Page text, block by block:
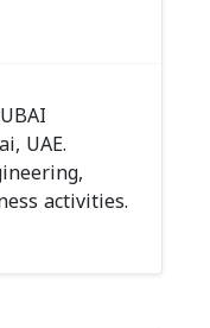
UAE.
activities.